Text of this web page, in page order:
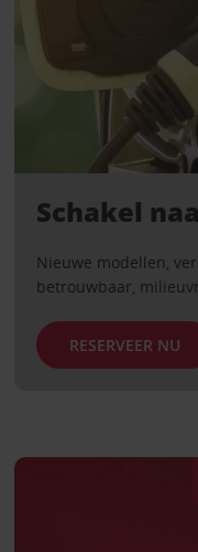
Schakel
Nieuwe modellen,
betrouwbaar,
RESERVEER NU